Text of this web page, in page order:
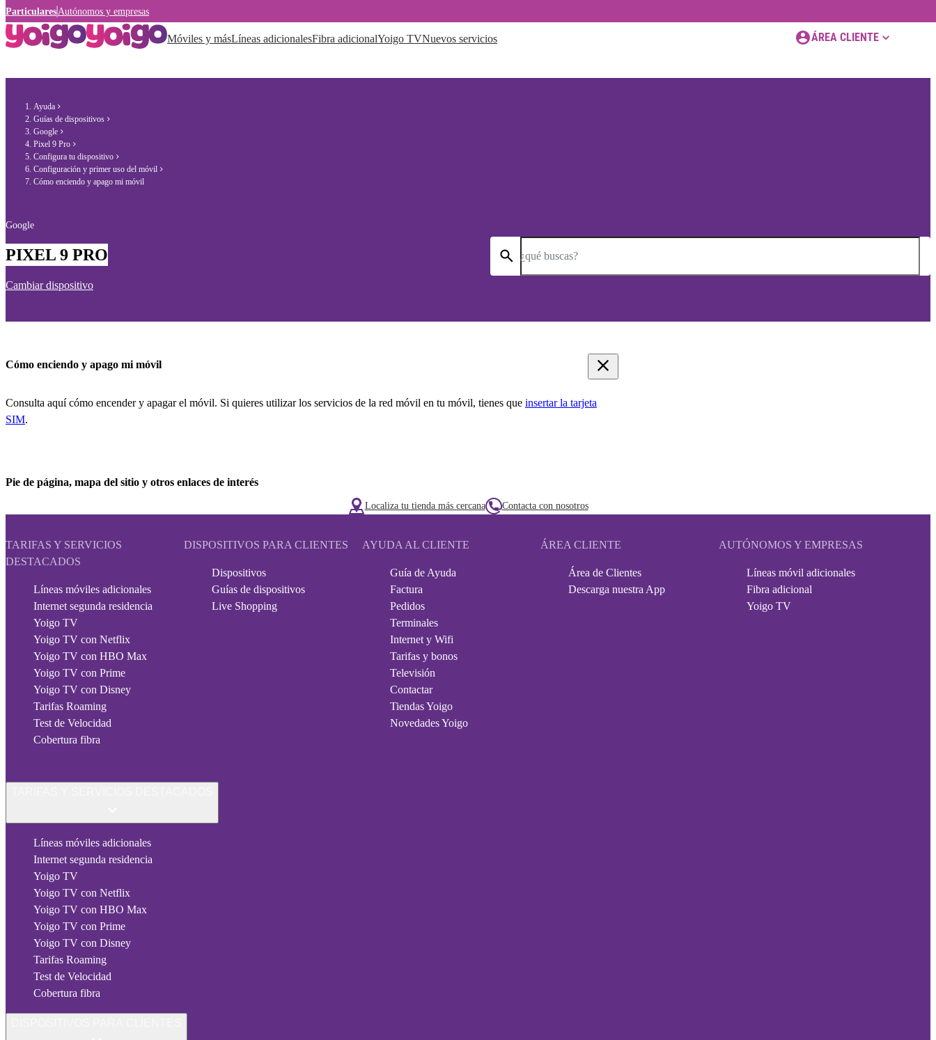
Particulares Autónomos y empresas
Móviles y másLíneas adicionalesFibra adicionalYoigo TVNuevos servicios ÁREA CLIENTE
Ayuda
Guías de dispositivos
Google
Pixel 9 Pro
Configura tu dispositivo
Configuración y primer uso del móvil
Cómo enciendo y apago mi móvil
Google
PIXEL 9 PRO
Cambiar dispositivo
¿qué buscas?
Cómo enciendo y apago mi móvil
Consulta aquí cómo encender y apagar el móvil. Si quieres utilizar los servicios de la red móvil en tu móvil, tienes que insertar la tarjeta
SIM.
Pie de página, mapa del sitio y otros enlaces de interés
Localiza tu tienda más cercana Contacta con nosotros
TARIFAS Y SERVICIOS
DESTACADOS
Líneas móviles adicionales
Internet segunda residencia
Yoigo TV
Yoigo TV con Netflix
Yoigo TV con HBO Max
Yoigo TV con Prime
Yoigo TV con Disney
Tarifas Roaming
Test de Velocidad
Cobertura fibra
DISPOSITIVOS PARA CLIENTES
Dispositivos
Guías de dispositivos
Live Shopping
AYUDA AL CLIENTE
Guía de Ayuda
Factura
Pedidos
Terminales
Internet y Wifi
Tarifas y bonos
Televisión
Contactar
Tiendas Yoigo
Novedades Yoigo
ÁREA CLIENTE
Área de Clientes
Descarga nuestra App
AUTÓNOMOS Y EMPRESAS
Líneas móvil adicionales
Fibra adicional
Yoigo TV
Líneas móviles adicionales
Internet segunda residencia
Yoigo TV
Yoigo TV con Netflix
Yoigo TV con HBO Max
Yoigo TV con Prime
Yoigo TV con Disney
Tarifas Roaming
Test de Velocidad
Cobertura fibra